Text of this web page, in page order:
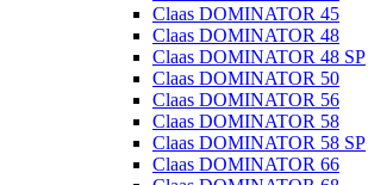
Claas DOMINATOR 45
Claas DOMINATOR 48
Claas DOMINATOR 48 SP
Claas DOMINATOR 50
Claas DOMINATOR 56
Claas DOMINATOR 58
Claas DOMINATOR 58 SP
Claas DOMINATOR 66